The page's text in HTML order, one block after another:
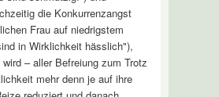
die Konkurrenzangst
Frau auf niedrigstem
in Wirklichkeit hässlich"),
– aller Befreiung zum Trotz
mehr denn je auf ihre